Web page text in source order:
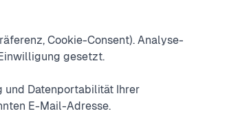
Cookie-Consent). Analyse-
gesetzt.
und Datenportabilität Ihrer
E-Mail-Adresse.